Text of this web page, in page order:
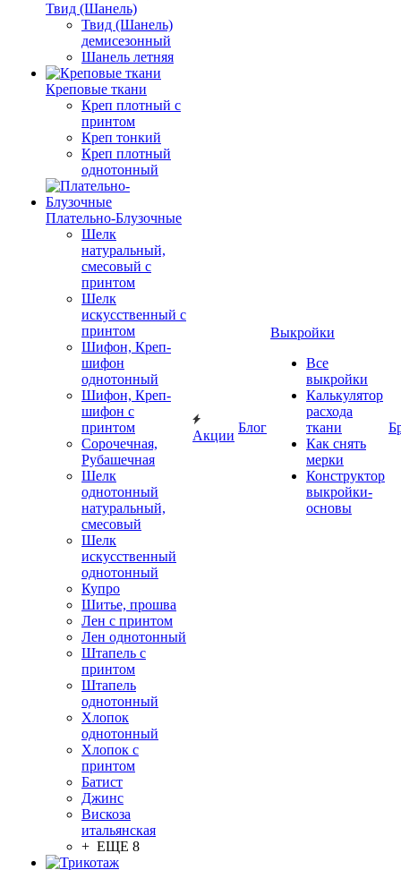
Твид (Шанель)
Твид (Шанель)
демисезонный
Шанель летняя
Креповые ткани
Креп плотный с
принтом
Креп тонкий
Креп плотный
однотонный
Плательно-Блузочные
Шелк
натуральный,
смесовый с
принтом
Шелк
искусственный с
принтом
Шифон, Креп-
шифон
однотонный
Шифон, Креп-
шифон с
принтом
Сорочечная,
Рубашечная
Шелк
однотонный
натуральный,
смесовый
Шелк
искусственный
однотонный
Купро
Шитье, прошва
Лен с принтом
Лен однотонный
Штапель с
принтом
Штапель
однотонный
Хлопок
однотонный
Хлопок с
принтом
Батист
Джинс
Вискоза
итальянская
+ ЕЩЕ 8
Акции
Блог
Выкройки
Все
выкройки
Калькулятор
расхода
ткани
Как снять
мерки
Конструктор
выкройки-
основы